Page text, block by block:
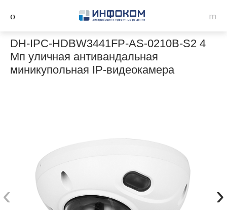
DH-IPC-HDBW3441FP-AS-0210B-S2 4
Мп уличная антивандальная
миникупольная IP-видеокамера
‹ ›